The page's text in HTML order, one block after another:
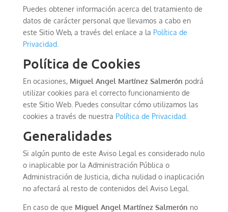
Puedes obtener información acerca del tratamiento de
datos de carácter personal que llevamos a cabo en
este Sitio Web, a través del enlace a la Política de
Privacidad.
Política de Cookies
En ocasiones, Miguel Angel Martínez Salmerón podrá
utilizar cookies para el correcto funcionamiento de
este Sitio Web. Puedes consultar cómo utilizamos las
cookies a través de nuestra Política de Privacidad.
Generalidades
Si algún punto de este Aviso Legal es considerado nulo
o inaplicable por la Administración Pública o
Administración de Justicia, dicha nulidad o inaplicación
no afectará al resto de contenidos del Aviso Legal.
En caso de que Miguel Angel Martínez Salmerón no